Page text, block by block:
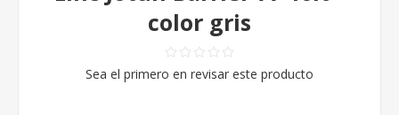
color gris
Sea el primero en revisar este producto